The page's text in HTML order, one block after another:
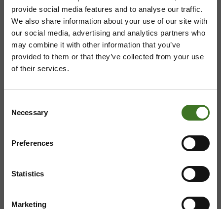
provide social media features and to analyse our traffic.
We also share information about your use of our site with
our social media, advertising and analytics partners who
may combine it with other information that you’ve
provided to them or that they’ve collected from your use
of their services.
Selection
Necessary
Preferences
Statistics
Marketing
ASIAKASPALVELU
08 636 616,laskutus@ekokymppi.fi